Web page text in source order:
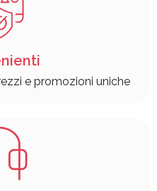
e promozioni uniche